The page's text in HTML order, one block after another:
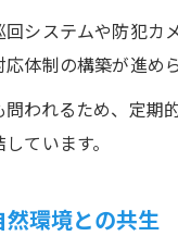
システムや防犯
体制の構築が進め
われるため、定
ています。
環境との共生